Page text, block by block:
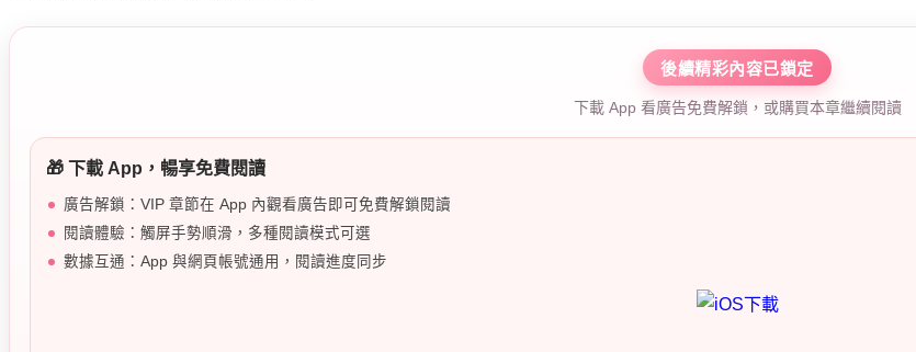
後續精彩內容已鎖定
下載 App 看廣告免費解鎖，或購買本章繼續閱讀
🎁 下載 App，暢享免費閱讀
廣告解鎖：VIP 章節在 App 內觀看廣告即可免費解鎖閱讀
閱讀體驗：觸屏手勢順滑，多種閱讀模式可選
數據互通：App 與網頁帳號通用，閱讀進度同步